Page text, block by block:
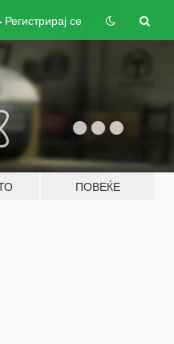
Регистрирај се
ПОВЕЌЕ